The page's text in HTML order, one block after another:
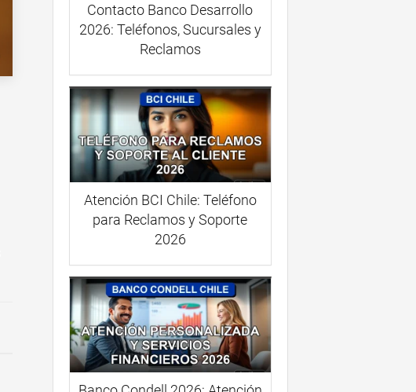
Contacto Banco Desarrollo
2026: Teléfonos, Sucursales y
Reclamos
Atención BCI Chile: Teléfono
para Reclamos y Soporte
2026